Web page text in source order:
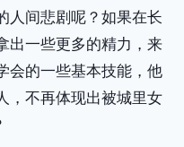
人间悲剧呢？如果在长
出一些更多的精力，来
会的一些基本技能，他
，不再体现出被城里女